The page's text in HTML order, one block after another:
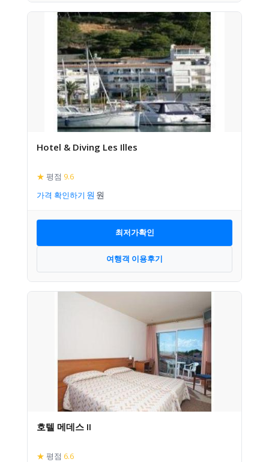
Hotel & Diving Les Illes
★ 평점 9.6
가격 확인하기
최저가확인
여행객 이용후기
호텔 메데스 II
★ 평점 6.6